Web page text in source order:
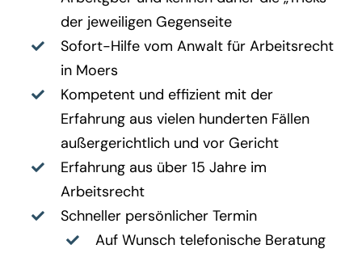
der jeweiligen Gegenseite
Sofort-Hilfe vom Anwalt für Arbeitsrecht
in Moers
Kompetent und effizient mit der
Erfahrung aus vielen hunderten Fällen
außergerichtlich und vor Gericht
Erfahrung aus über 15 Jahre im
Arbeitsrecht
Schneller persönlicher Termin
Auf Wunsch telefonische Beratung